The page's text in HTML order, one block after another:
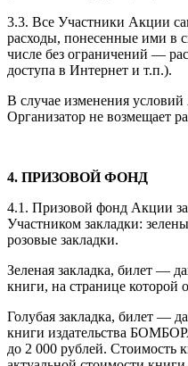
3.3. Все Участники Акции
расходы, понесенные ими в
числе без ограничений —
доступа в Интернет и т.п.).
В случае изменения
Организатор не возмещает
4. ПРИЗОВОЙ ФОНД
4.1. Призовой фонд Акции
Участником закладки:
розовые закладки.
Зеленая закладка, билет —
книги, на странице которой
Голубая закладка, билет —
книги издательства
до 2 000 рублей. Стоимость